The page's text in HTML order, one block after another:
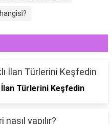
Türlerini Keşfedin